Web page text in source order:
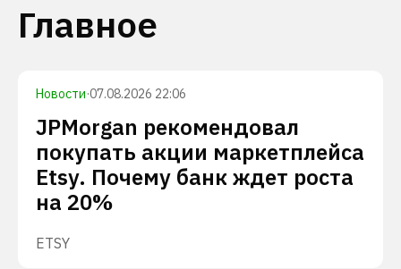
Главное
Новости·07.08.2026 22:06
JPMorgan рекомендовал
покупать акции маркетплейса
Etsy. Почему банк ждет роста
на 20%
ETSY